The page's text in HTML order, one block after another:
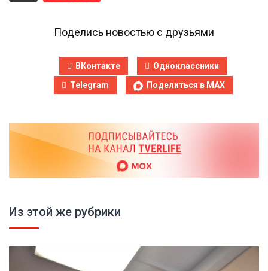
Поделись новостью с друзьями
ВКонтакте
Одноклассники
Telegram
Поделиться в MAX
Из этой же рубрики